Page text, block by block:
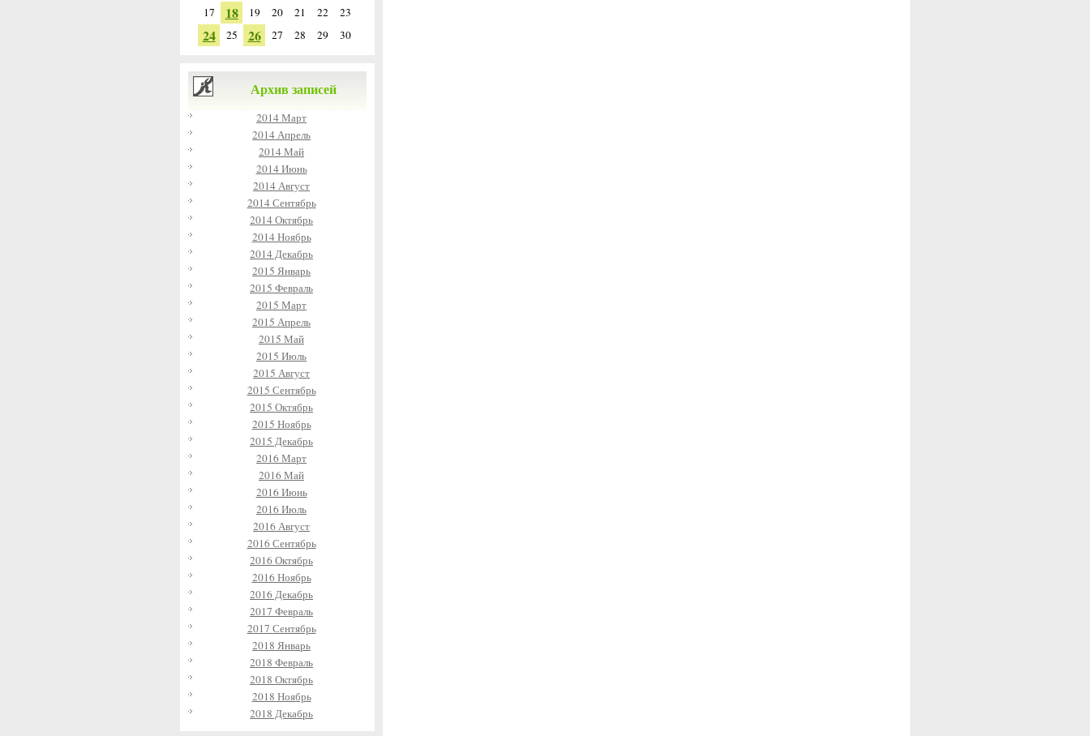
17
18 19 20 21 22 23
24 25 26 27 28 29 30
Архив записей
2014 Март
2014 Апрель
2014 Май
2014 Июнь
2014 Август
2014 Сентябрь
2014 Октябрь
2014 Ноябрь
2014 Декабрь
2015 Январь
2015 Февраль
2015 Март
2015 Апрель
2015 Май
2015 Июль
2015 Август
2015 Сентябрь
2015 Октябрь
2015 Ноябрь
2015 Декабрь
2016 Март
2016 Май
2016 Июнь
2016 Июль
2016 Август
2016 Сентябрь
2016 Октябрь
2016 Ноябрь
2016 Декабрь
2017 Февраль
2017 Сентябрь
2018 Январь
2018 Февраль
2018 Октябрь
2018 Ноябрь
2018 Декабрь